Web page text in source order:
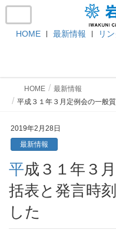
HOME 最新情報 リ
HOME
最新情報
平成３１年３月定例会の一般
2019年2月28日
最新情報
平成３１年３月定例会の一般質問総
括表と発言時
した